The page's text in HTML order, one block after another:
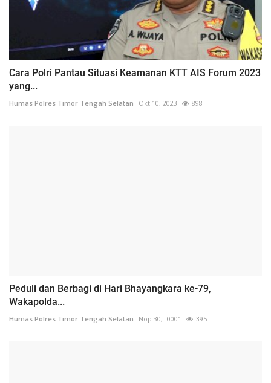
Cara Polri Pantau Situasi Keamanan KTT AIS Forum 2023
yang...
Humas Polres Timor Tengah Selatan Okt 10, 2023 898
Peduli dan Berbagi di Hari Bhayangkara ke-79,
Wakapolda...
Humas Polres Timor Tengah Selatan Nop 30, -0001 395